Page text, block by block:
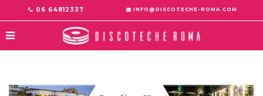
06 64812337 INFO@DISCOTECHE-ROMA.COM